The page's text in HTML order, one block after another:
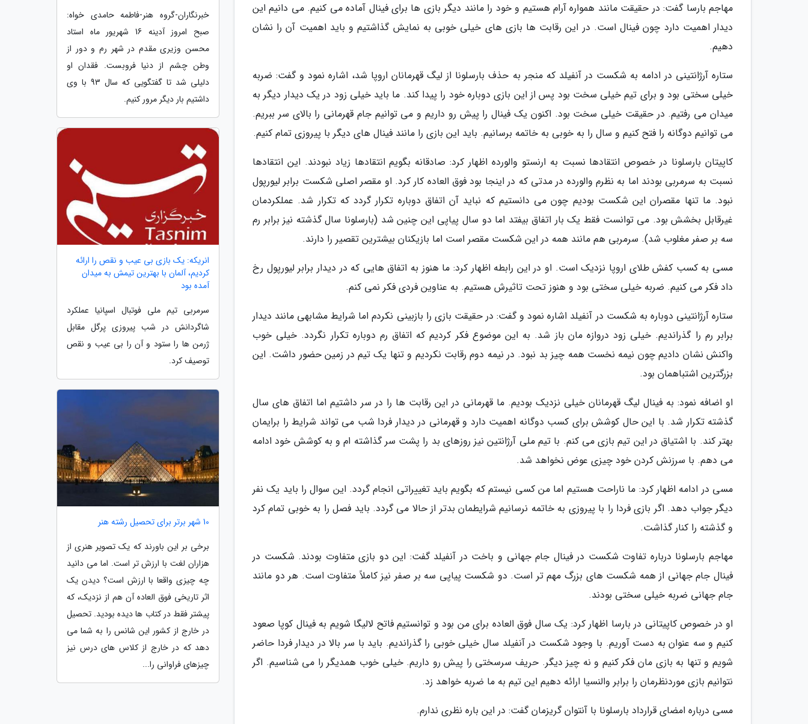
مهاجم بارسا گفت: در حقیقت مانند همواره آرام هستیم و خود را مانند دیگر بازی ها برای فینال آماده می کنیم. می دانیم این
دیدار اهمیت دارد چون فینال است. در این رقابت ها بازی های خیلی خوبی به نمایش گذاشتیم و باید اهمیت آن را نشان
دهیم.
ستاره آرژانتینی در ادامه به شکست در آنفیلد که منجر به حذف بارسلونا از لیگ قهرمانان اروپا شد، اشاره نمود و گفت: ضربه
خیلی سختی بود و برای تیم خیلی سخت بود پس از این بازی دوباره خود را پیدا کند. ما باید خیلی زود در یک دیدار دیگر به
میدان می رفتیم. در حقیقت خیلی سخت بود. اکنون یک فینال را پیش رو داریم و می توانیم جام قهرمانی را بالای سر ببریم.
می توانیم دوگانه را فتح کنیم و سال را به خوبی به خاتمه برسانیم. باید این بازی را مانند فینال های دیگر با پیروزی تمام کنیم.
کاپیتان بارسلونا در خصوص انتقادها نسبت به ارنستو والورده اظهار کرد: صادقانه بگویم انتقادها زیاد نبودند. این انتقادها
نسبت به سرمربی بودند اما به نظرم والورده در مدتی که در اینجا بود فوق العاده کار کرد. او مقصر اصلی شکست برابر لیورپول
نبود. ما تنها مقصران این شکست بودیم چون می دانستیم که نباید آن اتفاق دوباره تکرار گردد که تکرار شد. عملکردمان
غیرقابل بخشش بود. می توانست فقط یک بار اتفاق بیفتد اما دو سال پیاپی این چنین شد (بارسلونا سال گذشته نیز برابر رم
سه بر صفر مغلوب شد). سرمربی هم مانند همه در این شکست مقصر است اما بازیکنان بیشترین تقصیر را دارند.
مسی به کسب کفش طلای اروپا نزدیک است. او در این رابطه اظهار کرد: ما هنوز به اتفاق هایی که در دیدار برابر لیورپول رخ
داد فکر می کنیم. ضربه خیلی سختی بود و هنوز تحت تاثیرش هستیم. به عناوین فردی فکر نمی کنم.
ستاره آرژانتینی دوباره به شکست در آنفیلد اشاره نمود و گفت: در حقیقت بازی را بازبینی نکردم اما شرایط مشابهی مانند دیدار
برابر رم را گذراندیم. خیلی زود دروازه مان باز شد. به این موضوع فکر کردیم که اتفاق رم دوباره تکرار نگردد. خیلی خوب
واکنش نشان دادیم چون نیمه نخست همه چیز بد نبود. در نیمه دوم رقابت نکردیم و تنها یک تیم در زمین حضور داشت. این
بزرگترین اشتباهمان بود.
او اضافه نمود: به فینال لیگ قهرمانان خیلی نزدیک بودیم. ما قهرمانی در این رقابت ها را در سر داشتیم اما اتفاق های سال
گذشته تکرار شد. با این حال کوشش برای کسب دوگانه اهمیت دارد و قهرمانی در دیدار فردا شب می تواند شرایط را برایمان
بهتر کند. با اشتیاق در این تیم بازی می کنم. با تیم ملی آرژانتین نیز روزهای بد را پشت سر گذاشته ام و به کوشش خود ادامه
می دهم. با سرزنش کردن خود چیزی عوض نخواهد شد.
مسی در ادامه اظهار کرد: ما ناراحت هستیم اما من کسی نیستم که بگویم باید تغییراتی انجام گردد. این سوال را باید یک نفر
دیگر جواب دهد. اگر بازی فردا را با پیروزی به خاتمه نرسانیم شرایطمان بدتر از حالا می گردد. باید فصل را به خوبی تمام کرد
و گذشته را کنار گذاشت.
مهاجم بارسلونا درباره تفاوت شکست در فینال جام جهانی و باخت در آنفیلد گفت: این دو بازی متفاوت بودند. شکست در
فینال جام جهانی از همه شکست های بزرگ مهم تر است. دو شکست پیاپی سه بر صفر نیز کاملاً متفاوت است. هر دو مانند
جام جهانی ضربه خیلی سختی بودند.
او در خصوص کاپیتانی در بارسا اظهار کرد: یک سال فوق العاده برای من بود و توانستیم فاتح لالیگا شویم به فینال کوپا صعود
کنیم و سه عنوان به دست آوریم. با وجود شکست در آنفیلد سال خیلی خوبی را گذراندیم. باید با سر بالا در دیدار فردا حاضر
شویم و تنها به بازی مان فکر کنیم و نه چیز دیگر. حریف سرسختی را پیش رو داریم. خیلی خوب همدیگر را می شناسیم. اگر
نتوانیم بازی موردنظرمان را برابر والنسیا ارائه دهیم این تیم به ما ضربه خواهد زد.
مسی درباره امضای قرارداد بارسلونا با آنتوان گریزمان گفت: در این باره نظری ندارم.
خبرنگاران-گروه هنر-فاطمه حامدی خواه:
صبح امروز آدینه 16 شهریور ماه استاد
محسن وزیری مقدم در شهر رم و دور از
وطن چشم از دنیا فروبست. فقدان او
دلیلی شد تا گفتگویی که سال 93 با وی
داشتیم بار دیگر مرور کنیم.
انریکه: یک بازی بی عیب و نقص را ارائه
کردیم، آلمان با بهترین تیمش به میدان
آمده بود
سرمربی تیم ملی فوتبال اسپانیا عملکرد
شاگردانش در شب پیروزی پرگل مقابل
ژرمن ها را ستود و آن را بی عیب و نقص
توصیف کرد.
10 شهر برتر برای تحصیل رشته هنر
برخی بر این باورند که یک تصویر هنری از
هزاران لغت با ارزش تر است. اما می دانید
چه چیزی واقعا با ارزش است؟ دیدن یک
اثر تاریخی فوق العاده آن هم از نزدیک، که
پیشتر فقط در کتاب ها دیده بودید. تحصیل
در خارج از کشور این شانس را به شما می
دهد که در خارج از کلاس های درس نیز
چیزهای فراوانی را...